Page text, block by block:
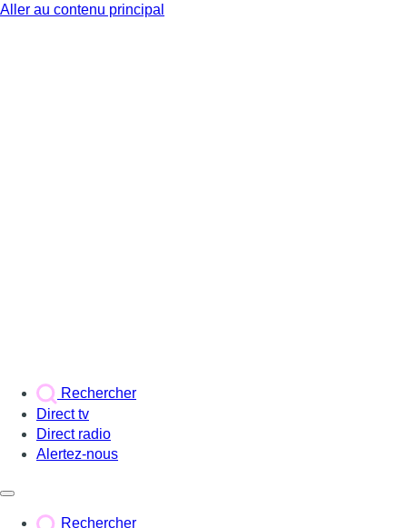
Aller au contenu principal
Rechercher
Direct tv
Direct radio
Alertez-nous
Rechercher